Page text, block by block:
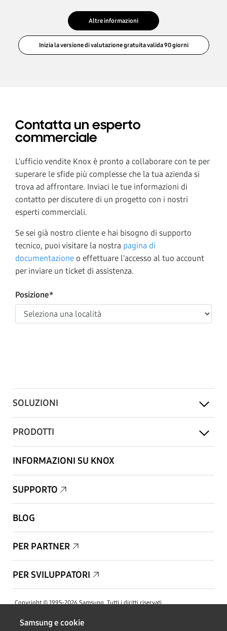
Altre informazioni
Contatta un esperto
commerciale
L'ufficio vendite Knox è pronto a collaborare con te per
superare le sfide più complesse che la tua azienda si
trova ad affrontare. Inviaci le tue informazioni di
contatto per discutere di un progetto con i nostri
esperti commerciali.
Se sei già nostro cliente e hai bisogno di supporto
tecnico, puoi visitare la nostra pagina di
documentazione o effettuare l'accesso al tuo account
per inviare un ticket di assistenza.
Posizione*
SOLUZIONI
PRODOTTI
INFORMAZIONI SU KNOX
SUPPORTO
BLOG
PER PARTNER
PER SVILUPPATORI
Copyright © 1995-2026 Samsung. Tutti i diritti riservati.
Samsung e cookie